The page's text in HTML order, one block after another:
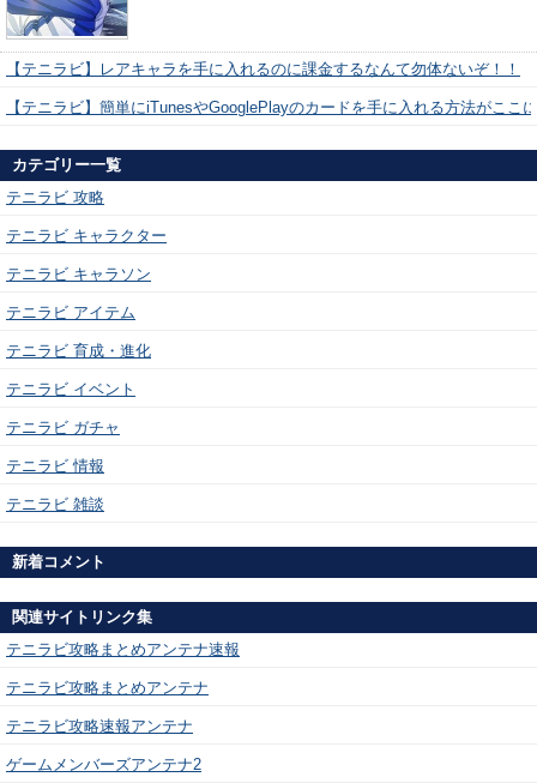
【テニラビ】レアキャラを手に入れるのに課金するなんて勿体ないぞ！！
【テニラビ】簡単にiTunesやGooglePlayのカードを手に入れる方法がここ
カテゴリー一覧
テニラビ 攻略
テニラビ キャラクター
テニラビ キャラソン
テニラビ アイテム
テニラビ 育成・進化
テニラビ イベント
テニラビ ガチャ
テニラビ 情報
テニラビ 雑談
新着コメント
関連サイトリンク集
テニラビ攻略まとめアンテナ速報
テニラビ攻略まとめアンテナ
テニラビ攻略速報アンテナ
ゲームメンバーズアンテナ2